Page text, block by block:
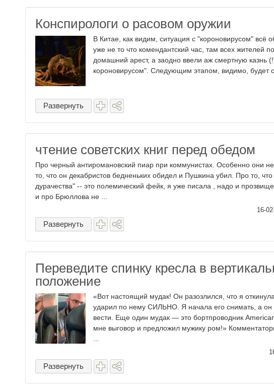
Конспирологи о расовом оружии
В Китае, как видим, ситуация с "короновирусом" всё
уже не то что комендантский час, там всех жителей
домашний арест, а заодно ввели аж смертную казнь
короновирусом". Следующим этапом, видимо, будет
Развернуть
чтение советских книг перед обедом
Про черный антиромановский пиар при коммунистах. Особенно они
то, что он декабристов бедненьких обидел и Пушкина убил. Про то,
дурачества" -- это полемический фейк, я уже писала , надо и
и про Брюллова не ...
16-
Развернуть
Переведите спинку кресла в
положение
«Вот настоящий мудак! Он разозлился, что я
ударил по нему СИЛЬНО. Я начала его снимать, а он
вести. Еще один мудак — это бортпроводник
мне выговор и предложил мужику ром!»
Развернуть